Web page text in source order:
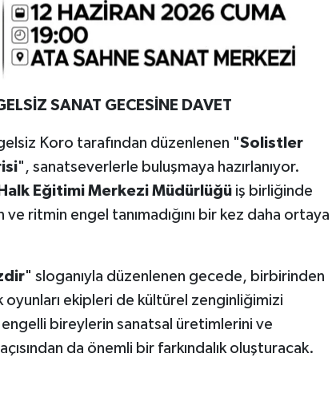
SANAT GECESİNE DAVET
Koro tarafından düzenlenen "Solistler
", sanatseverlerle buluşmaya hazırlanıyor.
Halk Eğitimi Merkezi Müdürlüğüiş birliğinde
ritmin engel tanımadığını bir kez daha ortaya
" sloganıyla düzenlenen gecede, birbirinden
oyunları ekipleri de kültürel zenginliğimizi
bireylerin sanatsal üretimlerini ve
da önemli bir farkındalık oluşturacak.